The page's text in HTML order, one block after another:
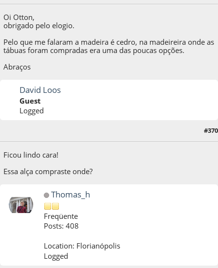
Oi Otton,
obrigado pelo elogio.
Pelo que me falaram a madeira é cedro, na madeireira onde as
tábuas foram compradas era uma das poucas opções.
Abraços
David Loos
Guest
Logged
: 28 de October de 2014, as 14:22:15#370
Ficou lindo cara!
Essa alça compraste onde?
Thomas_h
Freqüente
Posts: 408
Location: Florianópolis
Logged